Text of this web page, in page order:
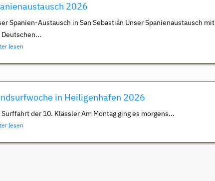
2026
Spanien-Austausch in San Sebastián Unser Spanienaustausch mit
lesen
in Heiligenhafen 2026
Surffahrt der 10. Klässler Am Montag ging es morgens...
lesen